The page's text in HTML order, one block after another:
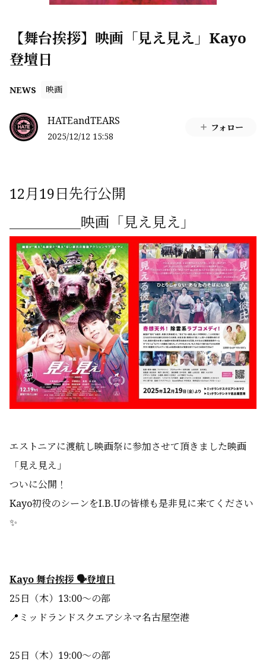
【舞台挨拶】映画「見え見え」Kayo
登壇日
NEWS 映画
HATEandTEARS
2025/12/12 15:58
フォロー
12月19日先行公開
＿＿＿＿＿映画「見え見え」
エストニアに渡航し映画祭に参加させて頂きました映画
「見え見え」
ついに公開！
Kayo初役のシーンをI.B.Uの皆様も是非見に来てください
✨
Kayo 舞台挨拶 🗣️登壇日
25日（木）13:00〜の部
📍ミッドランドスクエアシネマ名古屋空港
25日（木）19:00〜の部